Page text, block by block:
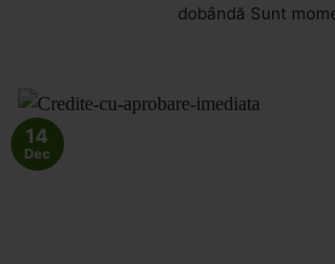
dobândă Sunt
14
Dec